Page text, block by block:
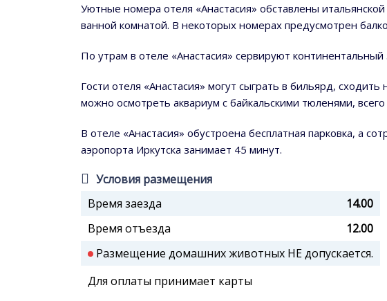
Уютные номера отеля «Анастасия» обставлены
ванной комнатой. В некоторых номерах предусмотрен
По утрам в отеле «Анастасия» сервируют
Гости отеля «Анастасия» могут сыграть в бильярд,
можно осмотреть аквариум с байкальскими тюленями, всего
В отеле «Анастасия» обустроена бесплатная парковка, а
аэропорта Иркутска занимает 45 минут.
Условия размещения
Время заезда
14.00
Время отъезда
12.00
Размещение домашних животных НЕ допускается.
Для оплаты принимает карты